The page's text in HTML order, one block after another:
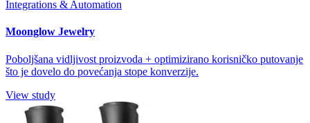
Integrations & Automation
Moonglow Jewelry
Poboljšana vidljivost proizvoda + optimizirano korisničko putovanje
što je dovelo do povećanja stope konverzije.
View study